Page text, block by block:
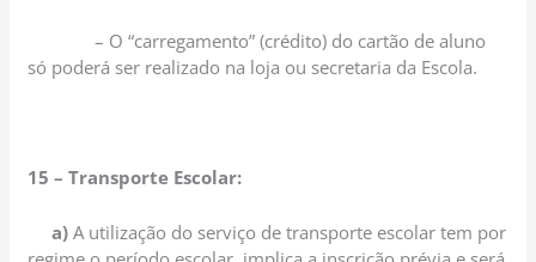
– O “carregamento” (crédito) do cartão de aluno
só poderá ser realizado na loja ou secretaria da Escola.
15 – Transporte Escolar:
a) A utilização do serviço de transporte escolar tem por